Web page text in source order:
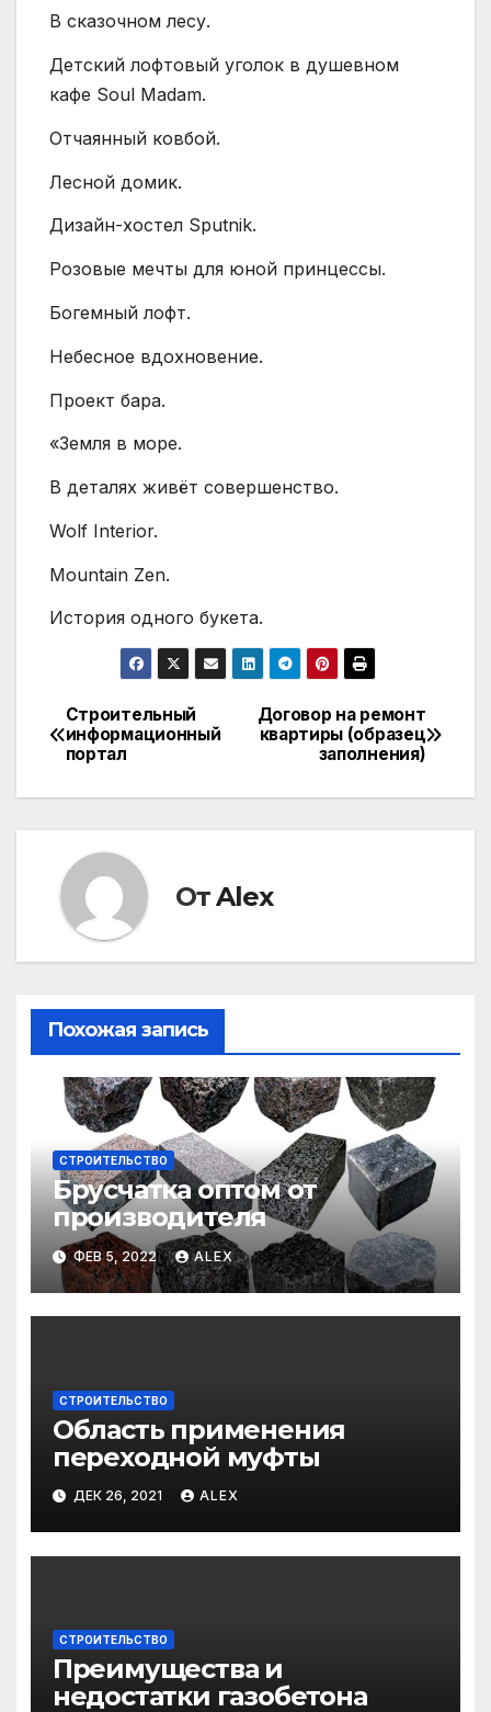
В сказочном лесу.
Детский лофтовый уголок в душевном
кафе Soul Madam.
Отчаянный ковбой.
Лесной домик.
Дизайн-хостел Sputnik.
Розовые мечты для юной принцессы.
Богемный лофт.
Небесное вдохновение.
Проект бара.
«Земля в море.
В деталях живёт совершенство.
Wolf Interior.
Mountain Zen.
История одного букета.
Навигация
по
Договор на ремонт
квартиры (образец
заполнения)
Строительный
информационный
портал
ОтAlex
Похожая запись
СТРОИТЕЛЬСТВО
Брусчатка оптом от
производителя
ФЕВ 5, 2022 ALEX
СТРОИТЕЛЬСТВО
Область применения
переходной муфты
ДЕК 26, 2021 ALEX
СТРОИТЕЛЬСТВО
Преимущества и
недостатки газобетона